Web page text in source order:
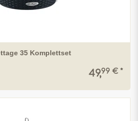
35 Komplettset
49,99 € *